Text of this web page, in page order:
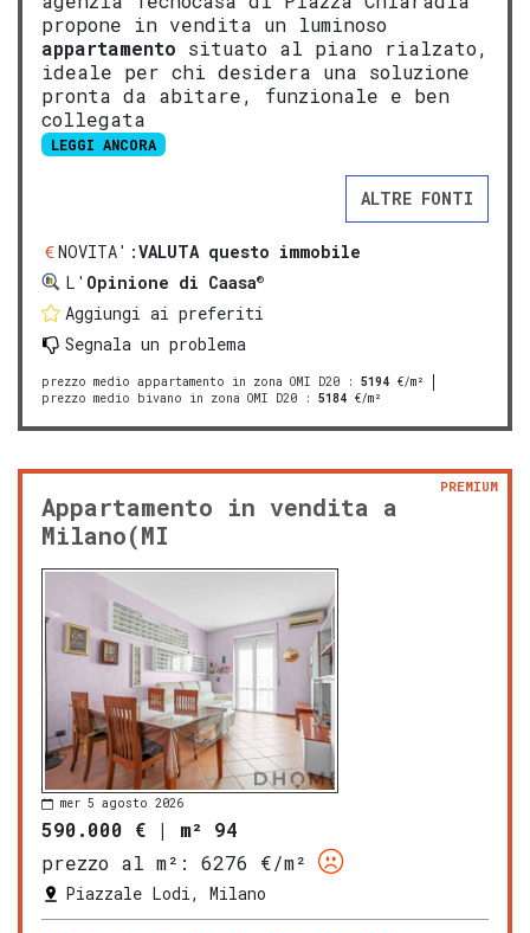
propone in vendita un luminoso
appartamento situato al piano rialzato,
ideale per chi desidera una soluzione
pronta da abitare, funzionale e ben
collegata
LEGGI ANCORA
ALTRE FONTI
NOVITA':VALUTA questo immobile
L' Opinione di Caasa®
Aggiungi ai preferiti
Segnala un problema
prezzo medio appartamento in zona OMI D20 : 5194 €/m²
prezzo medio bivano in zona OMI D20 : 5184 €/m²
Appartamento in vendita a
Milano(MI
PREMIUM
mer 5 agosto 2026
590.000 € | m² 94
prezzo al m²:
6276 €/m²
Piazzale Lodi, Milano